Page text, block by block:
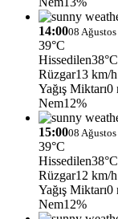
14:0008
39°C
Hissedilen38°C
Rüzgar13 km/h
Yağış Miktarı0
Nem12%
15:0008
39°C
Hissedilen38°C
Rüzgar12 km/h
Yağış Miktarı0
Nem12%